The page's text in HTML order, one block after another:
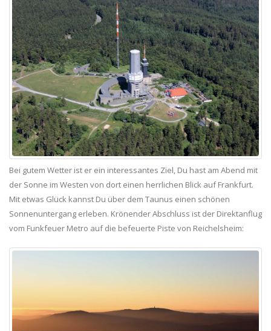
Bei gutem Wetter ist er ein interessantes Ziel, Du hast am Abend mit
der Sonne im Westen von dort einen herrlichen Blick auf Frankfurt.
Mit etwas Glück kannst Du über dem Taunus einen schönen
Sonnenuntergang erleben. Krönender Abschluss ist der Direktanflug
vom Funkfeuer Metro auf die befeuerte Piste von Reichelsheim: